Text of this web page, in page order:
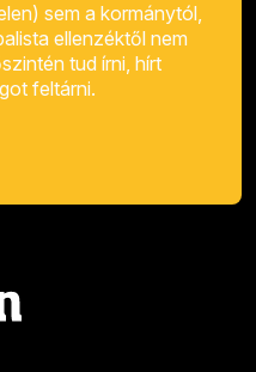
sem a kormánytól,
ellenzéktől nem
tud írni, hírt
feltárni.